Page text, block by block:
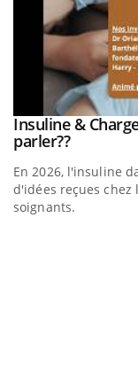
Youtube
Insuline &
parler??Youtube
En 2026, l'insuline
d'idées reçues chez
soignants.